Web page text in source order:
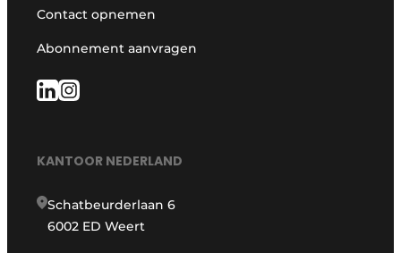
Contact opnemen
Abonnement aanvragen
KANTOOR NEDERLAND
Schatbeurderlaan 6
6002 ED Weert